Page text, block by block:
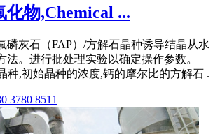
化物,Chemical ...
磷灰石（FAP）/方解石晶种诱导结晶从水
法。进行批处理实验以确定操作参数。
种,初始晶种的浓度,钙的摩尔比的方解石 .
3780 8511